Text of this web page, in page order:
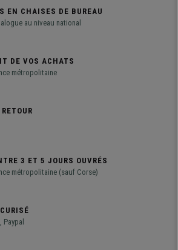
EN CHAISES DE BUREAU
au niveau national
DE VOS ACHATS
métropolitaine
3 ET 5 JOURS OUVRÉS
métropolitaine (sauf Corse)